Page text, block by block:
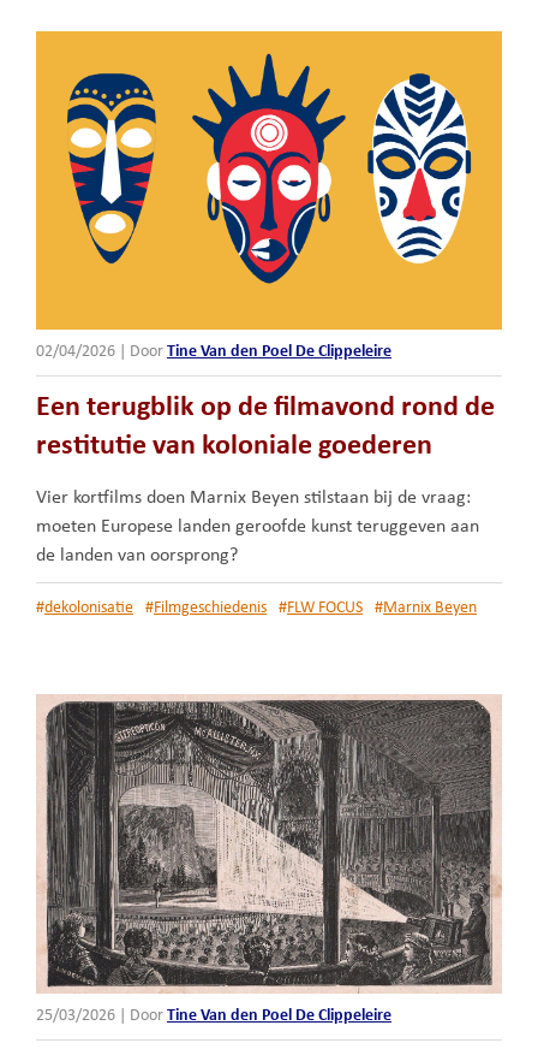
02/04/2026 Door Tine Van den Poel De Clippeleire
Een terugblik op de filmavond rond de
restitutie van koloniale goederen
Vier kortfilms doen Marnix Beyen stilstaan bij de vraag:
moeten Europese landen geroofde kunst teruggeven aan
de landen van oorsprong?
#dekolonisatie #Filmgeschiedenis #FLW FOCUS #Marnix Beyen
25/03/2026 Door Tine Van den Poel De Clippeleire